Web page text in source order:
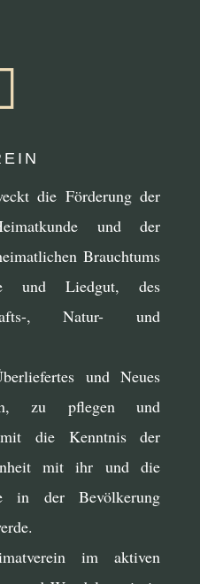
die Förderung der
und der
Brauchtums
und Liedgut, des
, Natur- und
und Neues
zu pflegen und
die Kenntnis der
mit ihr und die
in der Bevölkerung
im aktiven